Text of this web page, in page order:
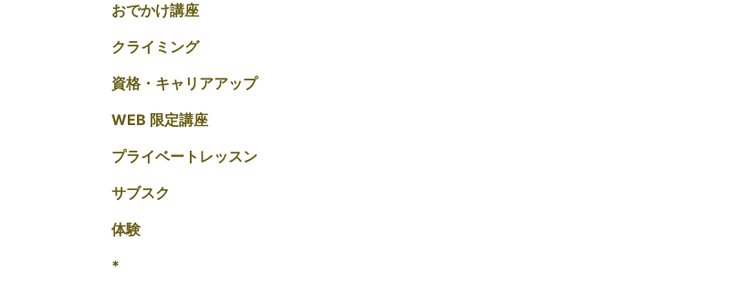
おでかけ講座
クライミング
資格・キャリアアップ
WEB 限定講座
プライベートレッスン
サブスク
体験
*